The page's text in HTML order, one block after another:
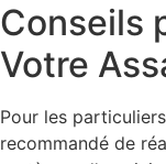
Conseils
Votre
Pour les
recommandé de